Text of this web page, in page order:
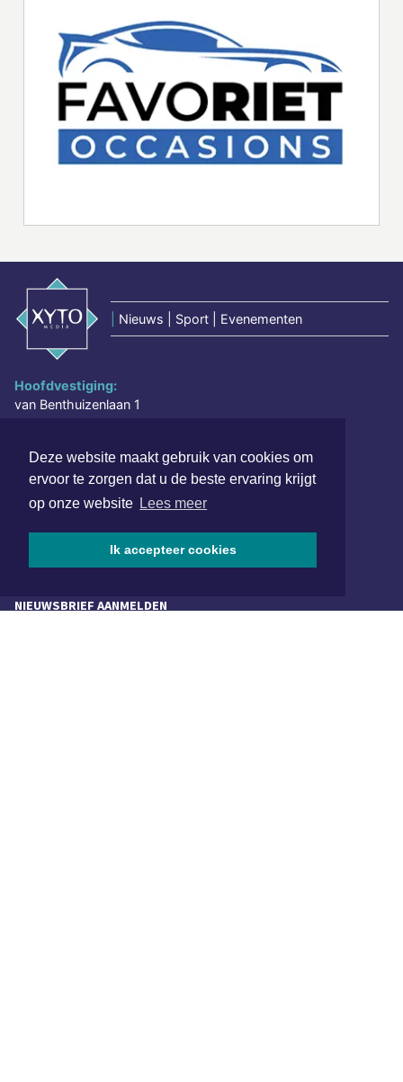
Deze website maakt gebruik van cookies om
ervoor te zorgen dat u de beste ervaring krijgt
op onze website Lees meer
Ik accepteer cookies
Nieuws | Sport | Evenementen
Hoofdvestiging:
van Benthuizenlaan 1
072 8200 600
redactie@xyto.nl
www.xyto.nl
SOCIAL MEDIA
NIEUWSBRIEF AANMELDEN